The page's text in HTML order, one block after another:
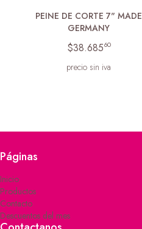
PEINE DE CORTE 7" MADE
GERMANY
$38.68560
precio sin iva
Páginas
Inicio
Productos
Contacto
Descuentos del mes